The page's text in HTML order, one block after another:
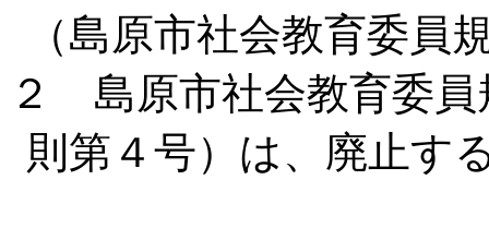
（島原市社会教育委員
２ 島原市社会教育委員
則第４号）は、廃止す